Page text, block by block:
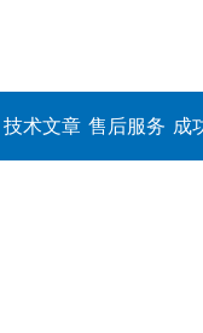
技术文章 售后服务 成